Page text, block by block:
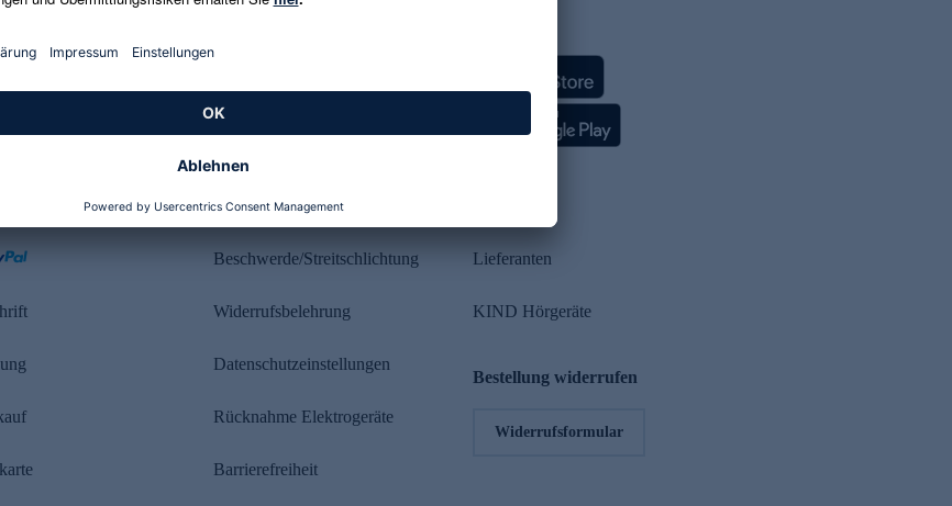
Rechtliches
Beschwerde/Streitschlichtung
Widerrufsbelehrung
Datenschutzeinstellungen
Rücknahme Elektrogeräte
Barrierefreiheit
Lieferanten
KIND Hörgeräte
Bestellung widerrufen
Widerrufsformular